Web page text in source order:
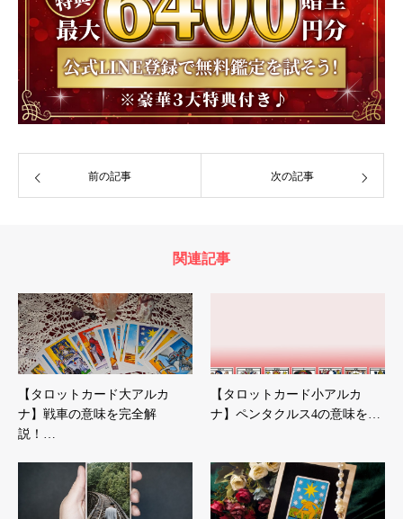
前の記事 次の記事
関連記事
【タロットカード大アルカ
ナ】戦車の意味を完全解
説！…
【タロットカード小アルカ
ナ】ペンタクルス4の意味を…